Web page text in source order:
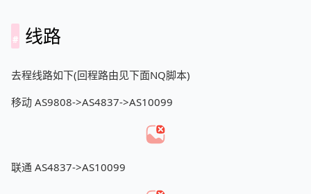
线路
去程线路如下(回程路由见下面NQ脚本)
移动 AS9808->AS4837->AS10099
联通 AS4837->AS10099